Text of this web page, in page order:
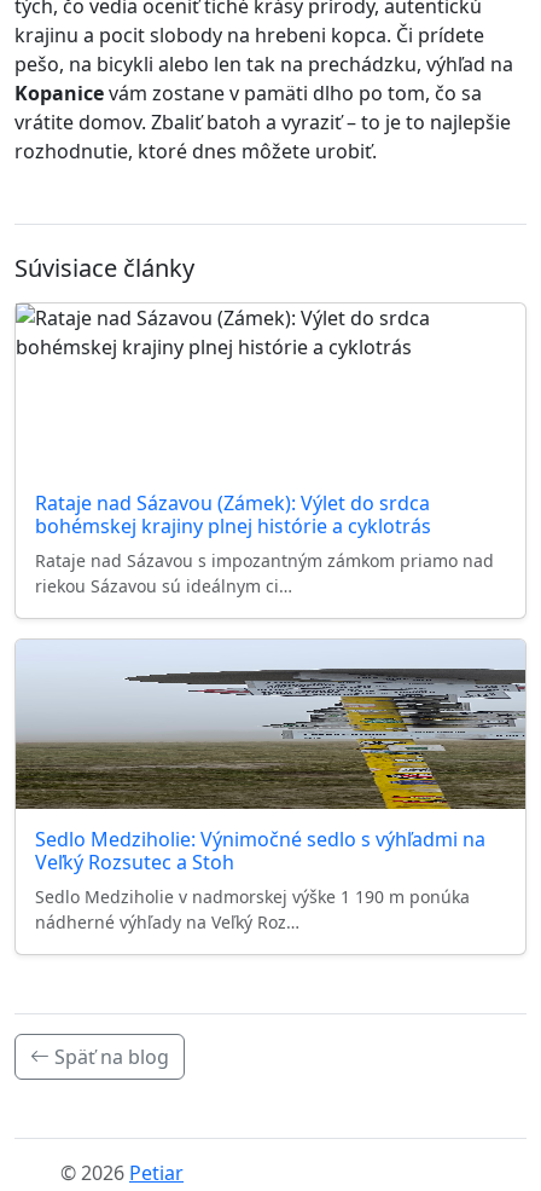
tých, čo vedia oceniť tiché krásy prírody, autentickú
krajinu a pocit slobody na hrebeni kopca. Či prídete
pešo, na bicykli alebo len tak na prechádzku, výhľad na
Kopanicevám zostane v pamäti dlho po tom, čo sa
vrátite domov. Zbaliť batoh a vyraziť – to je to najlepšie
rozhodnutie, ktoré dnes môžete urobiť.
Súvisiace články
Rataje nad Sázavou (Zámek): Výlet do srdca
bohémskej krajiny plnej histórie a cyklotrás
Rataje nad Sázavou s impozantným zámkom priamo nad
riekou Sázavou sú ideálnym ci…
Sedlo Medziholie: Výnimočné sedlo s výhľadmi na
Veľký Rozsutec a Stoh
Sedlo Medziholie v nadmorskej výške 1 190 m ponúka
nádherné výhľady na Veľký Roz…
Späť na blog
© 2026 Petiar